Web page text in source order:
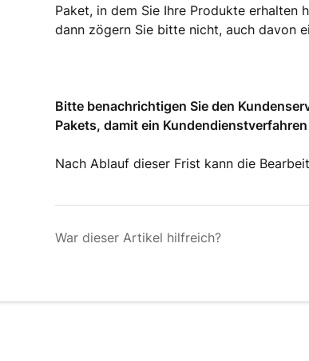
Paket, in dem Sie Ihre Produkte erhalten
dann zögern Sie bitte nicht, auch davon
Bitte benachrichtigen Sie den
Pakets, damit ein
Nach Ablauf dieser Frist kann die
War dieser Artikel hilfreich?